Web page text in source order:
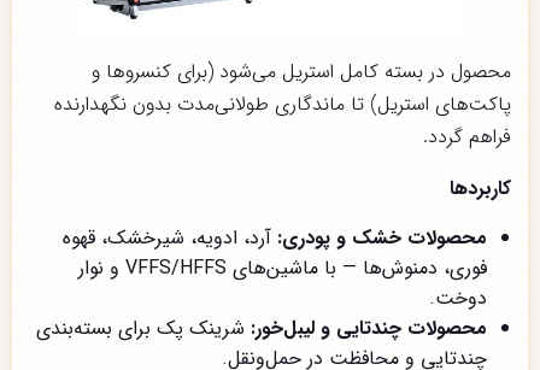
محصول در بسته کامل استریل می‌شود (برای کنسروها و
پاکت‌های استریل) تا ماندگاری طولانی‌مدت بدون نگهدارنده
فراهم گردد.
کاربردها
محصولات خشک و پودری: آرد، ادویه، شیرخشک، قهوه
فوری، دمنوش‌ها — با ماشین‌های VFFS/HFFS و نوار
دوخت.
محصولات چندتایی و لیبل‌خور: شرینک پک برای بسته‌بندی
چندتایی و محافظت در حمل‌ونقل.